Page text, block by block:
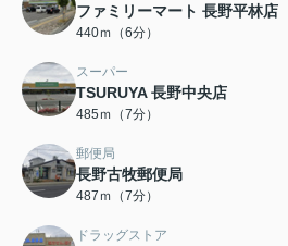
ファミリーマート 長野平林店
440ｍ（6分）
スーパー
TSURUYA 長野中央店
485ｍ（7分）
郵便局
長野古牧郵便局
487ｍ（7分）
ドラッグストア